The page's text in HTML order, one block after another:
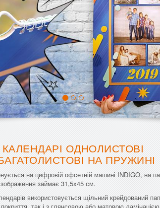
КАЛЕНДАРІ ОДНОЛИСТОВІ
НА ПРУЖИНІ
на цифровій офсетній машині INDIGO, на
займає 31,5х45 см.
використовується щільний крейдований